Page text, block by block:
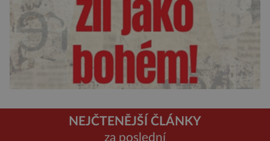
NEJČTENĚJŠÍ ČLÁNKY
za poslední